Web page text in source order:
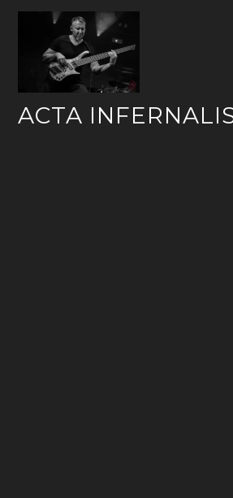
Skip
content
ACTA